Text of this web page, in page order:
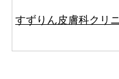
すずりん皮膚科クリ